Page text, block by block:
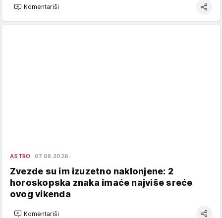
Komentariši
ASTRO 07.08.2026.
Zvezde su im izuzetno naklonjene: 2
horoskopska znaka imaće najviše sreće
ovog vikenda
Komentariši